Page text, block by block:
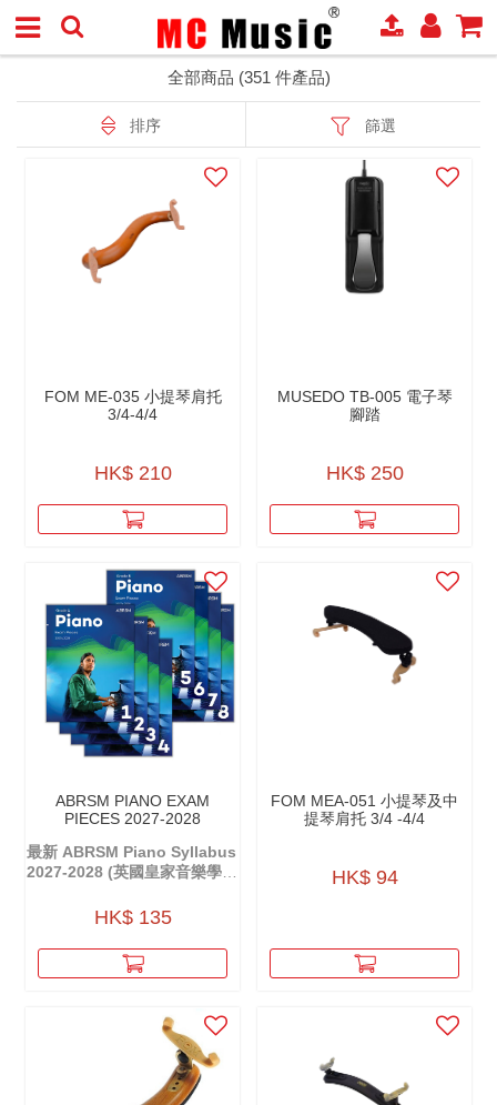
全部商品 (351 件產品)
排序 篩選
FOM ME-035 小提琴肩托
3/4-4/4
HK$ 210
MUSEDO TB-005 電⼦琴
腳踏
HK$ 250
ABRSM PIANO EXAM
PIECES 2027-2028
最新 ABRSM Piano Syllabus
2027-2028 (英國皇家音樂學院
HK$ 135
FOM MEA-051 小提琴及中
提琴肩托 3/4 -4/4
HK$ 94